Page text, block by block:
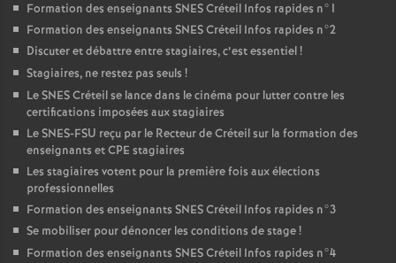
Formation des enseignants SNESCréteil Infos rapides n°1
Formation des enseignants SNESCréteil Infos rapides n°2
Discuter et débattre entre stagiaires, c’est essentiel!
Stagiaires, ne restez pas seuls !
LeSNESCréteil se lance dans le cinéma pour lutter contre les
certifications imposées aux stagiaires
LeSNES-FSU reçu par le Recteur de Créteil sur la formation des
enseignants etCPE stagiaires
Les stagiaires votent pour la première fois aux élections
professionnelles
Formation des enseignants SNESCréteil Infos rapides n°3
Se mobiliser pour dénoncer les conditions de stage!
Formation des enseignants SNESCréteil Infos rapides n°4